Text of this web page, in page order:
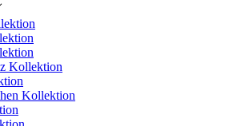
Kollektion
Kollektion